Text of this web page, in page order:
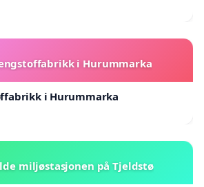
i Hurummarka
i Hurummarka
miljøstasjonen på Tjeldstø